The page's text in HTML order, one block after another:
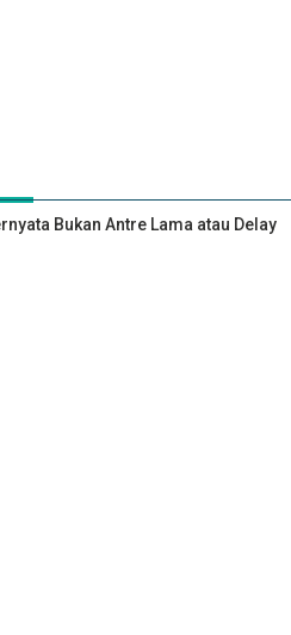
Bukan Antre Lama atau Delay